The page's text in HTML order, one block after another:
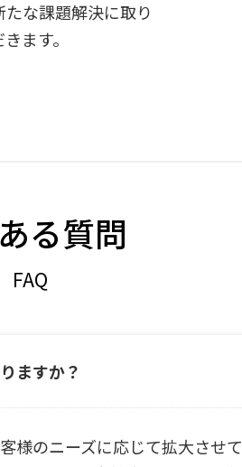
な課題解決に取り
ます。
る質問
FAQ
ますか？
様のニーズに応じて拡大させ